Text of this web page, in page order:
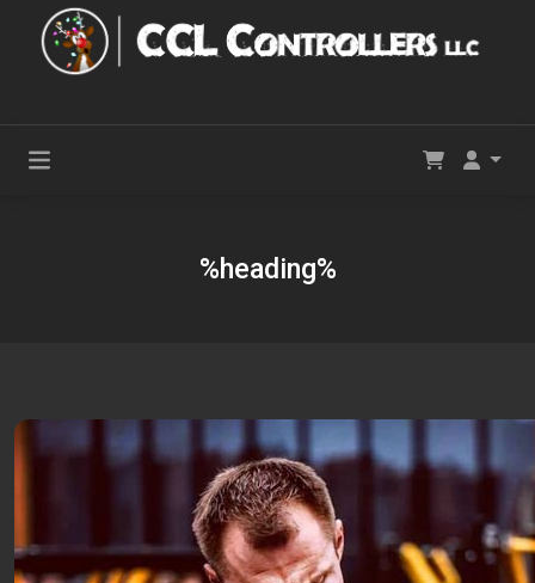
%heading%